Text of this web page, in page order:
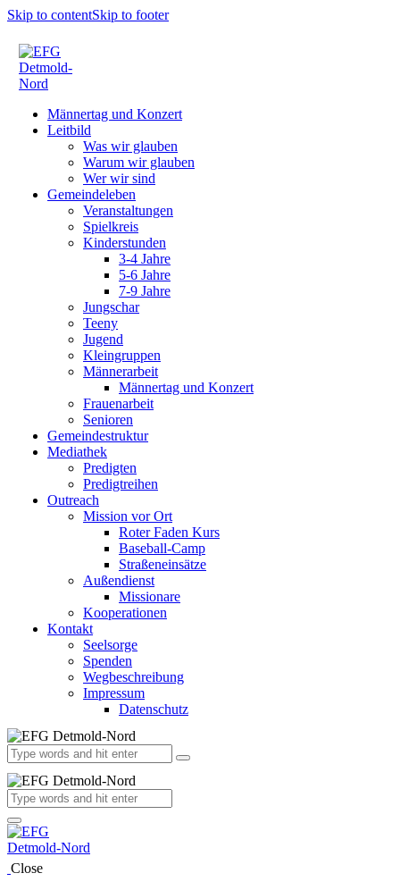
Skip to contentSkip to footer
Männertag und Konzert
Leitbild
Was wir glauben
Warum wir glauben
Wer wir sind
Gemeindeleben
Veranstaltungen
Spielkreis
Kinderstunden
3-4 Jahre
5-6 Jahre
7-9 Jahre
Jungschar
Teeny
Jugend
Kleingruppen
Männerarbeit
Männertag und Konzert
Frauenarbeit
Senioren
Gemeindestruktur
Mediathek
Predigten
Predigtreihen
Outreach
Mission vor Ort
Roter Faden Kurs
Baseball-Camp
Straßeneinsätze
Außendienst
Missionare
Kooperationen
Kontakt
Seelsorge
Spenden
Wegbeschreibung
Impressum
Datenschutz
Close